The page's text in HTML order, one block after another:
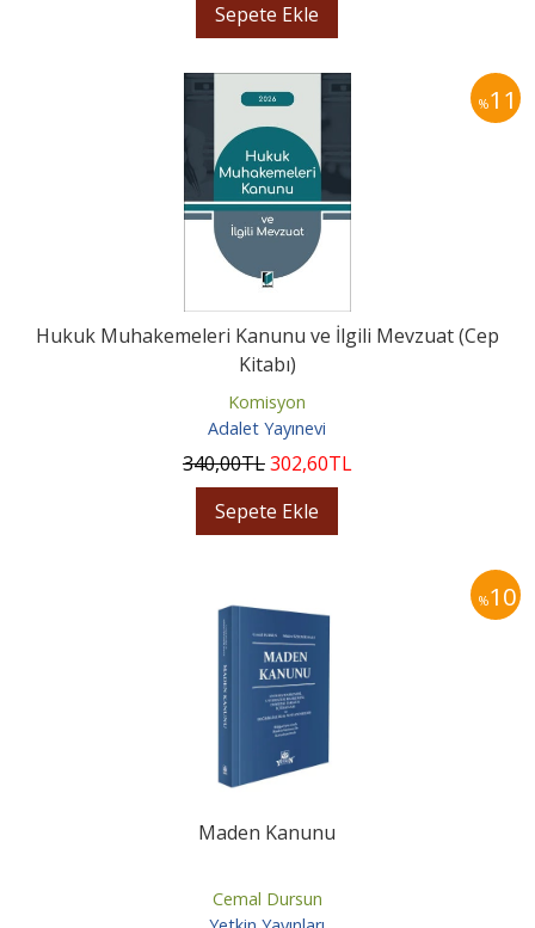
Sepete Ekle
%11
Hukuk Muhakemeleri Kanunu ve İlgili Mevzuat (Cep
Kitabı)
Komisyon
Adalet Yayınevi
340,00TL302,60TL
Sepete Ekle
%10
Maden Kanunu
Cemal Dursun